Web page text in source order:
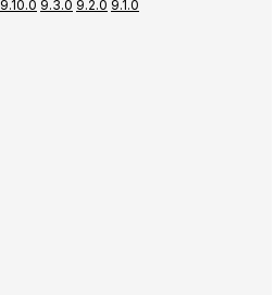
9.10.0 9.3.0 9.2.0 9.1.0